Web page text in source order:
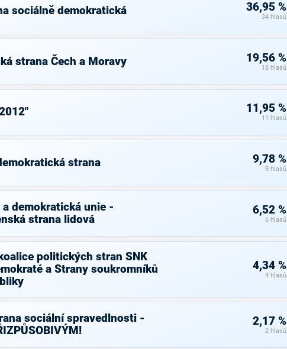
sociálně demokratická 36,95 %
34 hlasů
strana Čech a Moravy 19,56 %
18 hlasů
11,95 %
11 hlasů
strana 9,78 %
9 hlasů
a demokratická unie -
strana lidová
6,52 %
6 hlasů
politických stran SNK
a Strany soukromníků
4,34 %
4 hlasů
sociální spravedlnosti -
2,17 %
2 hlasů